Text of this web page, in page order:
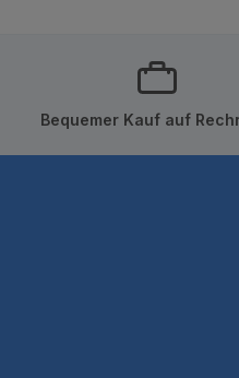
Bequemer Kauf auf